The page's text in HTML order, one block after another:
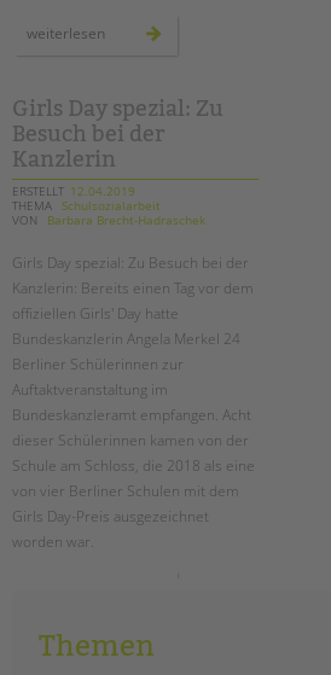
tandem international
Stellenangebote
tandem als Arbeitgeberin
NEWS/BLOG
Briefe an Kai
PRESSE
Magazin
KONTAKT
Impressum
Datenschutz
Hinweisgebersystem
Intranet
weiterlesen europäischer
protesttag:
die
zukunft
beginnt
mit
dir"
Girls Day spezial: Zu
Besuch bei der
Kanzlerin
ERSTELLT 12.04.2019
THEMA Schulsozialarbeit
VON
Barbara Brecht-Hadraschek
Girls Day spezial: Zu Besuch bei der
Kanzlerin: Bereits einen Tag vor dem
offiziellen Girls' Day hatte
Bundeskanzlerin Angela Merkel 24
Berliner Schülerinnen zur
Auftaktveranstaltung im
Bundeskanzleramt empfangen. Acht
dieser Schülerinnen kamen von der
Schule am Schloss, die 2018 als eine
von vier Berliner Schulen mit dem
Girls Day-Preis ausgezeichnet
worden war.
besuch
bei
Themen